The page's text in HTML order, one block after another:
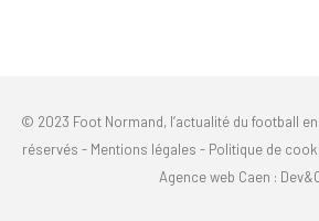
© 2023 Foot Normand, l’actualité du football
réservés - Mentions légales - Politique de
Agence web Caen :